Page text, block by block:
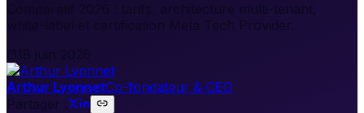
Comparatif 2026 : tarifs, architecture multi-tenant,
white-label et certification Meta Tech Provider.
Arthur LyonnetCo-fondateur & CEO
Partager :